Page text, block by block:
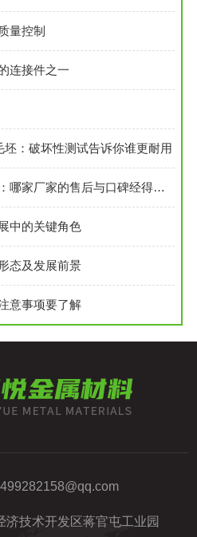
量控制
连接件之一
：破坏性测试告诉你谁更耐用
国标法兰毛坯采购必看：哪家厂家的售后与口碑经得起考验？
中的关键角色
态及发展前景
意事项要了解
499282158@qq.com
济技术开发区蒋官屯工业园